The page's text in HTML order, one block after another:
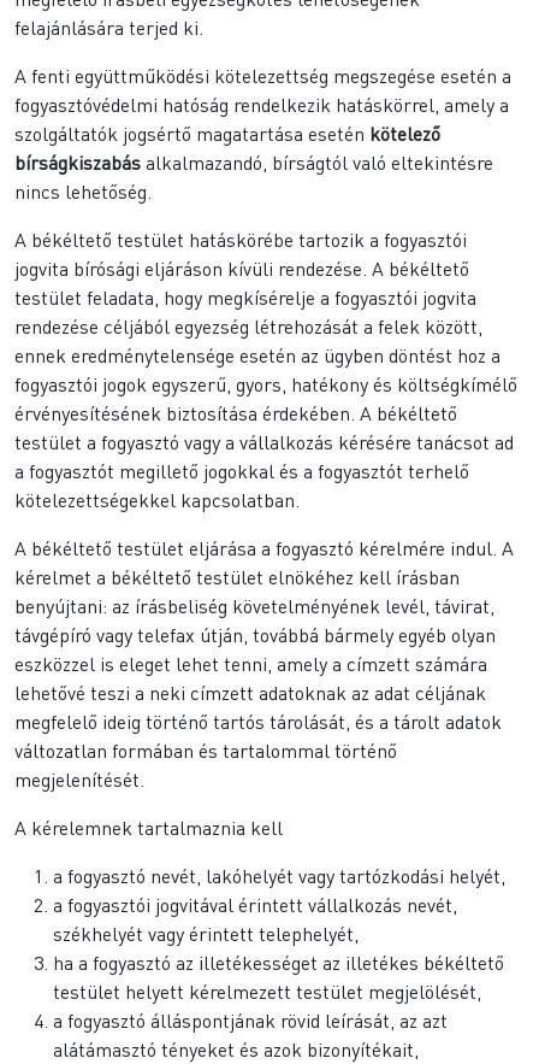
felajánlására terjed ki.
A fenti együttműködési kötelezettség megszegése esetén a
fogyasztóvédelmi hatóság rendelkezik hatáskörrel, amely a
szolgáltatók jogsértő magatartása esetén kötelező
bírságkiszabásalkalmazandó, bírságtól való eltekintésre
nincs lehetőség.
A békéltető testület hatáskörébe tartozik a fogyasztói
jogvita bírósági eljáráson kívüli rendezése. A békéltető
testület feladata, hogy megkísérelje a fogyasztói jogvita
rendezése céljából egyezség létrehozását a felek között,
ennek eredménytelensége esetén az ügyben döntést hoz a
fogyasztói jogok egyszerű, gyors, hatékony és költségkímélő
érvényesítésének biztosítása érdekében. A békéltető
testület a fogyasztó vagy a vállalkozás kérésére tanácsot ad
a fogyasztót megillető jogokkal és a fogyasztót terhelő
kötelezettségekkel kapcsolatban.
A békéltető testület eljárása a fogyasztó kérelmére indul. A
kérelmet a békéltető testület elnökéhez kell írásban
benyújtani: az írásbeliség követelményének levél, távirat,
távgépíró vagy telefax útján, továbbá bármely egyéb olyan
eszközzel is eleget lehet tenni, amely a címzett számára
lehetővé teszi a neki címzett adatoknak az adat céljának
megfelelő ideig történő tartós tárolását, és a tárolt adatok
változatlan formában és tartalommal történő
megjelenítését.
A kérelemnek tartalmaznia kell
a fogyasztó nevét, lakóhelyét vagy tartózkodási helyét,
a fogyasztói jogvitával érintett vállalkozás nevét,
székhelyét vagy érintett telephelyét,
ha a fogyasztó az illetékességet az illetékes békéltető
testület helyett kérelmezett testület megjelölését,
a fogyasztó álláspontjának rövid leírását, az azt
alátámasztó tényeket és azok bizonyítékait,